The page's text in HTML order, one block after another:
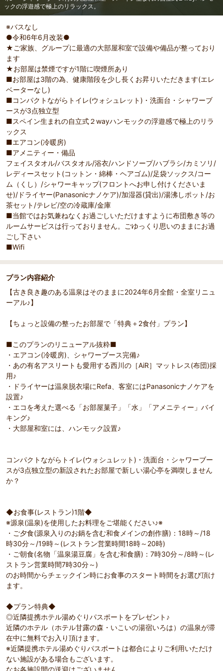
ックの浮遊感で極上のリラックス。
※バスなし
●令和6年6月改装●
★ご家族、グループに最適の大部屋和室で設備や備品が整っており
ます
★お部屋は禁煙ですが1階に喫煙所あり
■お部屋は3階の為、健康階段を少し長くお昇りいただきます(エレ
ベーターなし)
■コンパクトながらトイレ(ウォシュレット)・洗面台・シャワーブ
ースが3点独立型
■スペイン生まれの自立式２wayハンモックの浮遊感で極上のリラ
ックス
■エアコン(冷暖房)
■アメニティー・備品
フェイスタオル/バスタオル/浴衣/ハンドソープ/ハブラシ/カミソリ/
レディースセット(コットン・綿棒・ヘアゴム)/足袋ソックス/コー
ム（くし）/シャワーキャップ(フロントへお申し付けくださいま
せ)/ドライヤー(Panasonicナノケア)/加湿器(貸出)/湯沸しポット/お
茶セット/テレビ/空の冷蔵庫/金庫
■当館ではお気兼ねなくお過ごしいただけますように布団敷き等の
ルームサービスは行っておりません。ごゆっくり思いのままにお過
ごし下さい
■Wifi
プラン内容紹介
【古き良き趣のある温泉はそのままに2024年6月全館・全室リニュ
ーアル♪】
【ちょっと設備の整ったお部屋で「特典＋2食付」プラン】
■このプランのリニューアル抜粋■
・エアコン(冷暖房)、シャワーブース完備♪
・あの有名アスリートも愛用する西川の［AiR］マットレス(布団)採
用♪
・ドライヤーは温泉脱衣場にRefa、客室にはPanasonicナノケアを
設置♪
・エコを考えた選べる「お部屋菓子」「水」「アメニティー」バイ
キング♪
・大部屋和室には、ハンモック設置♪
コンパクトながらトイレ(ウォシュレット)・洗面台・シャワーブー
スが3点独立型の新設されたお部屋で新しい湯心亭を満喫しません
か？
◆お食事(レストラン)1階◆
※源泉(温泉)を使用したお料理をご堪能ください♪※
・ご夕食(源泉入りのお鍋を含む和食メインの創作膳)：18時～/18
時30分～/19時～(レストラン営業時間18時～20時)
・ご朝食(名物「温泉湯豆腐」を含む和食膳)：7時30分～/8時～(レ
ストラン営業時間7時30分～)
のお時間からチェックイン時にお食事のスタート時間をお選び頂け
ます。
◆プラン特典◆
◎近隣提携ホテル湯めぐりパスポートをプレゼント♪
近隣のホテル（ホテル甘露の森・いこいの湯宿いろは）の温泉が滞
在中に無料でお入り頂けます。
※近隣提携ホテル湯めぐりパスポートは都合によりご利用いただけ
ない施設がある場合もございます。
なお各施設間の送迎はございません。
部屋詳細（ 1 /8）
Pr
evi
ou
s
＜シャワーブース付の大部屋和室＞スペイン生まれの自
立式２wayハンモックの浮遊感で極上のリラックス。
シャ
レ・
Ne
xt